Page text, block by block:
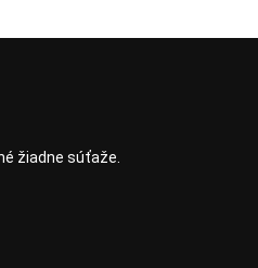
žiadne súťaže.